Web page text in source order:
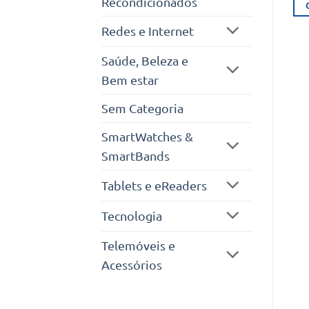
Redes e Internet
Saúde, Beleza e
Bem estar
Sem Categoria
SmartWatches &
SmartBands
Tablets e eReaders
Tecnologia
Telemóveis e
Acessórios